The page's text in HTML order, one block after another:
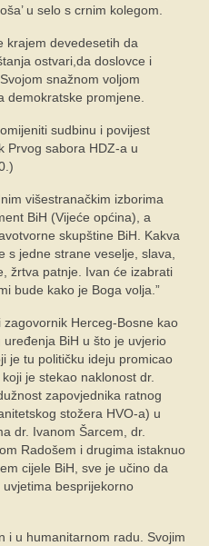
u selo s crnim kolegom.
krajem devedesetih da
ostvari,da doslovce i
snažnom voljom
demokratske promjene.
sudbinu i povijest
Prvog sabora HDZ-a u
višestranačkim izborima
BiH (Vijeće općina), a
skupštine BiH. Kakva
s jedne strane veselje, slava,
žrtva patnje. Ivan će izabrati
bude kako je Boga volja.”
Herceg-Bosne kao
BiH u što je uvjerio
je tu političku ideju promicao
je stekao naklonost dr.
zapovjednika ratnog
stožera HVO-a) u
dr. Ivanom Šarcem, dr.
Radošem i drugima istaknuo
cijele BiH, sve je učino da
besprijekorno
i u humanitarnom radu. Svojim